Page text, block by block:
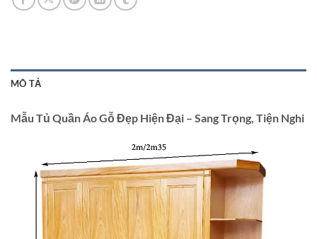
MÔ TẢ
Mẫu Tủ Quần Áo Gỗ Đẹp Hiện Đại – Sang Trọng, Tiện Nghi